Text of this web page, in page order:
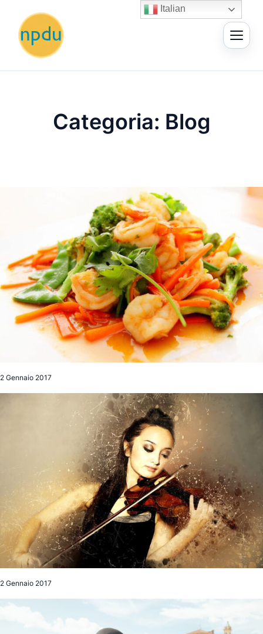
contenuto
Categoria: Blog
2 Gennaio 2017
2 Gennaio 2017
Italian